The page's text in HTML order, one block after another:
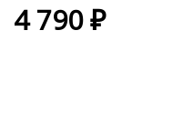
4 790 ₽